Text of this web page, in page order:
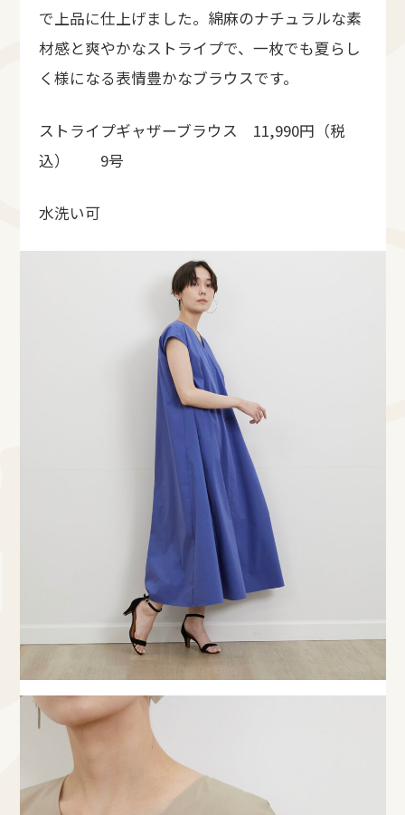
で上品に仕上げました。綿麻のナチュラルな素
材感と爽やかなストライプで、一枚でも夏らし
く様になる表情豊かなブラウスです。
ストライプギャザーブラウス 11,990円（税
込） 9号
水洗い可